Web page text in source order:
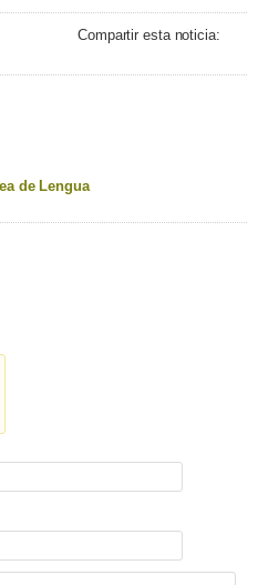
Compartir esta noticia:
de Lengua